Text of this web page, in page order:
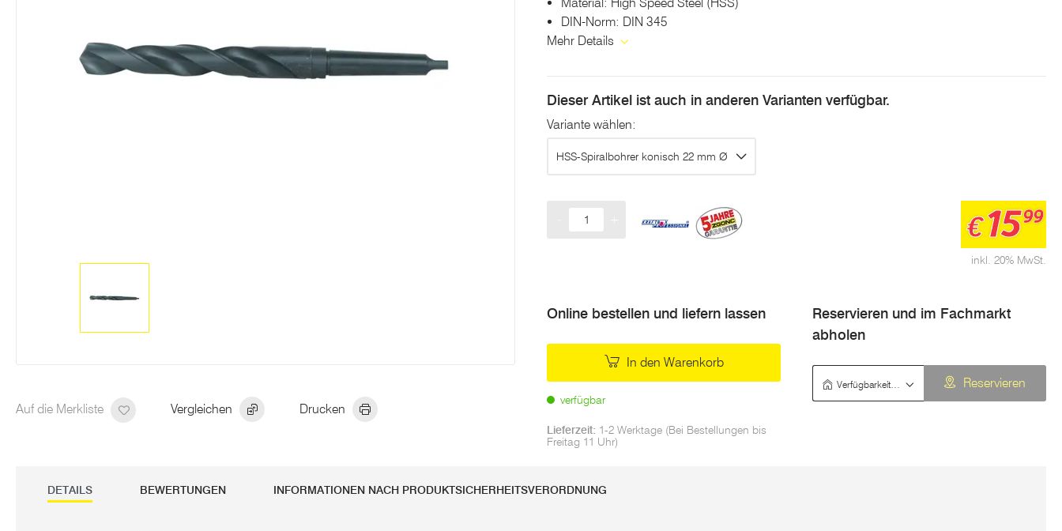
Auf die Merkliste Vergleichen Drucken
DIN-Norm: DIN 345
Mehr Details
Dieser Artikel ist auch in anderen Varianten verfügbar.
Variante wählen:
HSS-Spiralbohrer konisch 22 mm Ø
inkl. 20% MwSt.
€1599
Online bestellen und liefern lassen
In den Warenkorb
verfügbar
Lieferzeit: 1-2 Werktage (Bei Bestellungen bis
Freitag 11 Uhr)
Reservieren und im Fachmarkt
abholen
Reservieren
DETAILS BEWERTUNGEN INFORMATIONEN NACH PRODUKTSICHERHEITSVERORDNUNG